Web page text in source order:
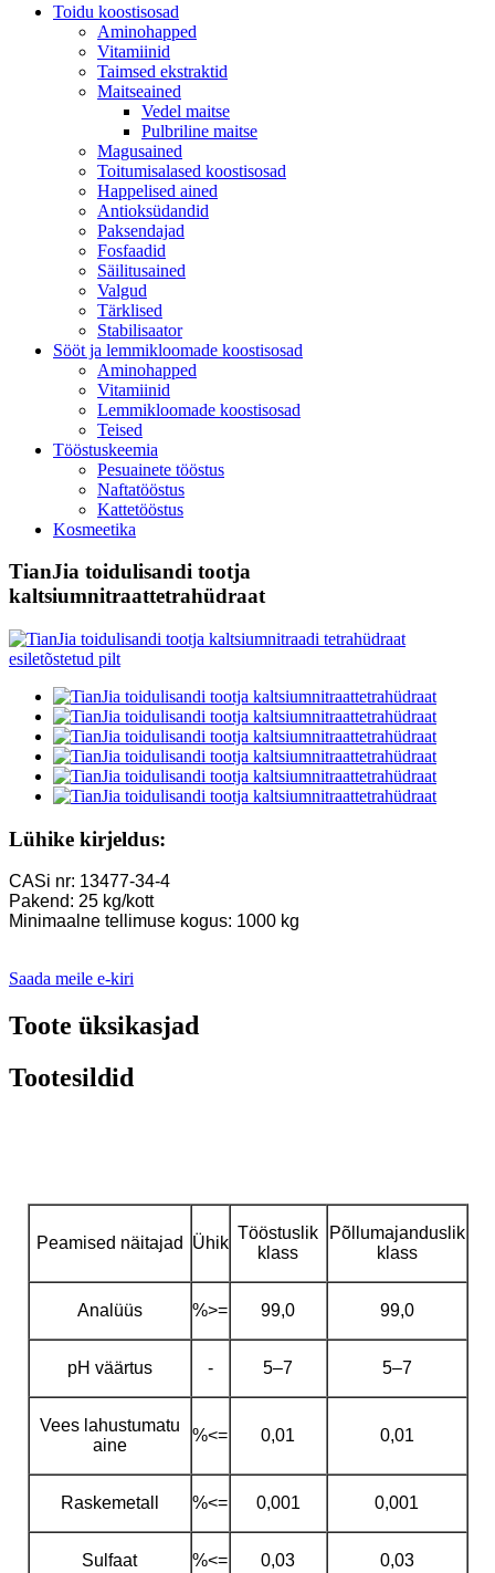
Toidu koostisosad
Aminohapped
Vitamiinid
Taimsed ekstraktid
Maitseained
Vedel maitse
Pulbriline maitse
Magusained
Toitumisalased koostisosad
Happelised ained
Antioksüdandid
Paksendajad
Fosfaadid
Säilitusained
Valgud
Tärklised
Stabilisaator
Sööt ja lemmikloomade koostisosad
Aminohapped
Vitamiinid
Lemmikloomade koostisosad
Teised
Tööstuskeemia
Pesuainete tööstus
Naftatööstus
Kattetööstus
Kosmeetika
TianJia toidulisandi tootja
kaltsiumnitraattetrahüdraat
Lühike kirjeldus:
CASi nr: 13477-34-4
Pakend: 25 kg/kott
Minimaalne tellimuse kogus: 1000 kg
Saada meile e-kiri
Toote üksikasjad
Tootesildid
Peamised näitajad Ühik
Tööstuslik
klass
Põllumajanduslik
klass
Analüüs %>= 99,0 99,0
pH väärtus - 5–7 5–7
Vees lahustumatu
aine
%<= 0,01 0,01
Raskemetall %<= 0,001 0,001
Sulfaat %<= 0,03 0,03